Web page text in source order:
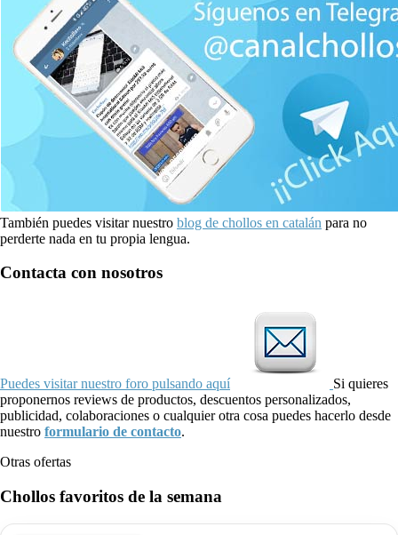
También puedes visitar nuestro blog de chollos en catalán para no
perderte nada en tu propia lengua.
Contacta con nosotros
Puedes visitar nuestro foro pulsando aquí
Si quieres
proponernos reviews de productos, descuentos personalizados,
publicidad, colaboraciones o cualquier otra cosa puedes hacerlo desde
nuestro formulario de contacto.
Otras ofertas
Chollos favoritos de la semana